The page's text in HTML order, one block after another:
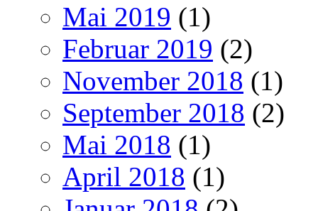
Mai 2019 (1)
Februar 2019 (2)
November 2018 (1)
September 2018 (2)
Mai 2018 (1)
April 2018 (1)